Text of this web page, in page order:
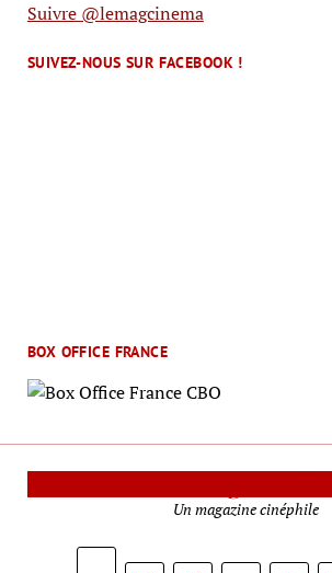
Suivre @lemagcinema
SUIVEZ-NOUS SUR FACEBOOK !
BOX OFFICE FRANCE
Un magazine cinéphile